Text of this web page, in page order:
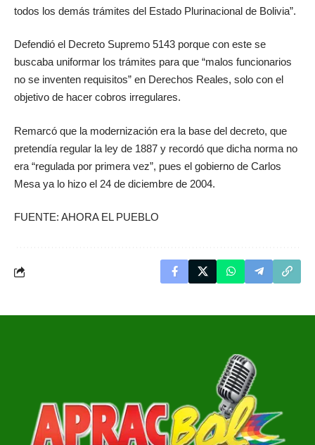
todos los demás trámites del Estado Plurinacional de Bolivia”.
Defendió el Decreto Supremo 5143 porque con este se
buscaba uniformar los trámites para que “malos funcionarios
no se inventen requisitos” en Derechos Reales, solo con el
objetivo de hacer cobros irregulares.
Remarcó que la modernización era la base del decreto, que
pretendía regular la ley de 1887 y recordó que dicha norma no
era “regulada por primera vez”, pues el gobierno de Carlos
Mesa ya lo hizo el 24 de diciembre de 2004.
FUENTE: AHORA EL PUEBLO